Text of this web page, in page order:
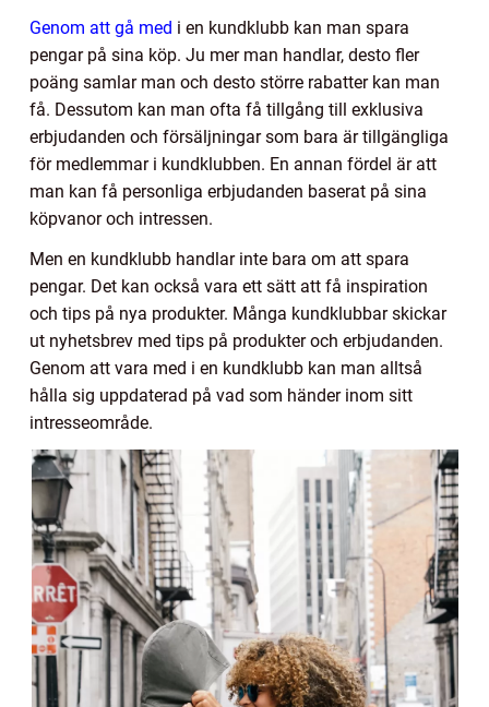
Genom att gå med i en kundklubb kan man spara
pengar på sina köp. Ju mer man handlar, desto fler
poäng samlar man och desto större rabatter kan man
få. Dessutom kan man ofta få tillgång till exklusiva
erbjudanden och försäljningar som bara är tillgängliga
för medlemmar i kundklubben. En annan fördel är att
man kan få personliga erbjudanden baserat på sina
köpvanor och intressen.
Men en kundklubb handlar inte bara om att spara
pengar. Det kan också vara ett sätt att få inspiration
och tips på nya produkter. Många kundklubbar skickar
ut nyhetsbrev med tips på produkter och erbjudanden.
Genom att vara med i en kundklubb kan man alltså
hålla sig uppdaterad på vad som händer inom sitt
intresseområde.